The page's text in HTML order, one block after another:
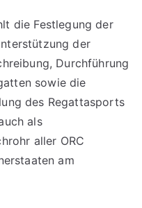
die Festlegung der
der
Durchführung
sowie die
des Regattasports
als
aller ORC
am